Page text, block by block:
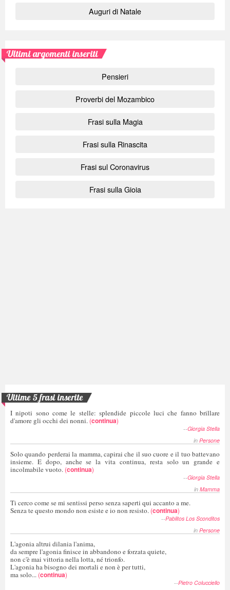
Auguri di Natale
Ultimi argomenti inseriti
Pensieri
Proverbi del Mozambico
Frasi sulla Magia
Frasi sulla Rinascita
Frasi sul Coronavirus
Frasi sulla Gioia
Ultime 5 frasi inserite
I nipoti sono come le stelle: splendide piccole luci che fanno brillare
d'amore gli occhi dei nonni. (continua)
--Giorgia Stella
in Persone
Solo quando perderai la mamma, capirai che il suo cuore e il tuo battevano
insieme. E dopo, anche se la vita continua, resta solo un grande e
incolmabile vuoto. (continua)
--Giorgia Stella
in Mamma
Ti cerco come se mi sentissi perso senza saperti qui accanto a me.
Senza te questo mondo non esiste e io non resisto. (continua)
--Pablitos Los Sconditos
in Persone
L'agonia altrui dilania l'anima,
da sempre l'agonia finisce in abbandono e forzata quiete,
non c'è mai vittoria nella lotta, né trionfo.
L'agonia ha bisogno dei mortali e non è per tutti,
ma solo... (continua)
--Pietro Colucciello